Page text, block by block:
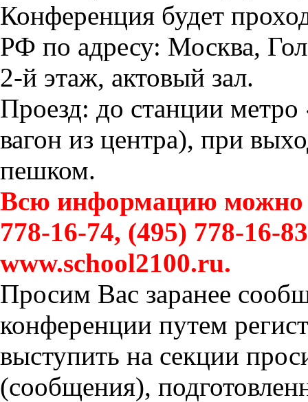
Конференция будет
РФ по адресу: Москва,
2-й этаж, актовый зал.
Проезд: до станции
вагон из центра), при
пешком.
Всю информацию можно
778-16-74, (495) 778-16-
www.school2100.ru.
Просим Вас заранее
конференции путем
выступить на секции
(сообщения),